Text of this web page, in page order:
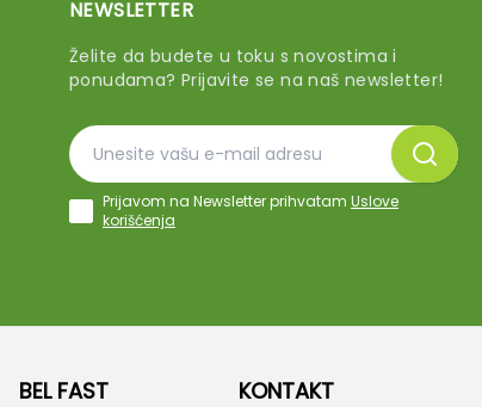
NEWSLETTER
Želite da budete u toku s novostima i
ponudama? Prijavite se na naš newsletter!
Prijavom na Newsletter prihvatam Uslove
korišćenja
BEL FAST KONTAKT